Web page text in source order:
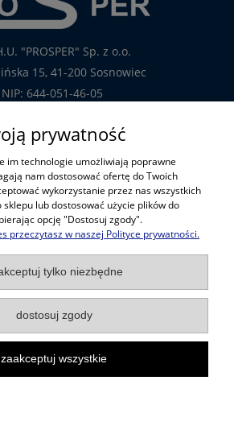
"PROSPER" Sp. z o.o.
15, 41-200 Sosnowiec
NIP: 644-051-46-05
tel.: 32-785-29-00
tel. kom: 609-808-147
Informacje
w zakupach
kategorie
prywatność
im technologie umożliwiają poprawne
nam dostosować ofertę do Twoich
wykorzystanie przez nas wszystkich
lub dostosować użycie plików do
opcję "Dostosuj zgody".
przeczytasz w naszej Polityce prywatności.
tylko niezbędne
dostosuj zgody
zaakceptuj wszystkie